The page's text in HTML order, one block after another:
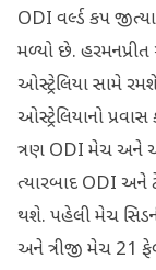
ODI વર્લ્ડ કપ
મળ્યો છે.
ઓસ્ટ્રેલિયા સામે
ઓસ્ટ્રેલિયાનો
ત્રણ ODI મેચ અને
ત્યારબાદ ODI અને
થશે. પહેલી મેચ
અને ત્રીજી મેચ 21